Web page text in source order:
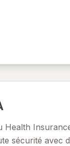
Health
sécurité avec